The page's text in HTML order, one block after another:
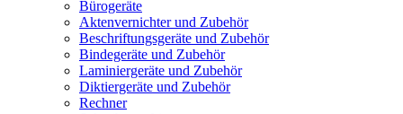
Bürogeräte
Aktenvernichter und Zubehör
Beschriftungsgeräte und Zubehör
Bindegeräte und Zubehör
Laminiergeräte und Zubehör
Diktiergeräte und Zubehör
Rechner